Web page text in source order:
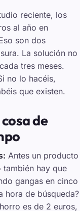
reciente, los
al año en
son dos
La solución no
tres meses.
no lo hacéis,
que existen.
de
Antes un producto
también hay que
gangas en cinco
hora de búsqueda?
es de 2 euros,